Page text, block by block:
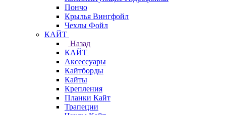
Пончо
Крылья Вингфойл
Чехлы Фойл
КАЙТ
Назад
КАЙТ
Аксессуары
Кайтборды
Кайты
Крепления
Планки Кайт
Трапеции